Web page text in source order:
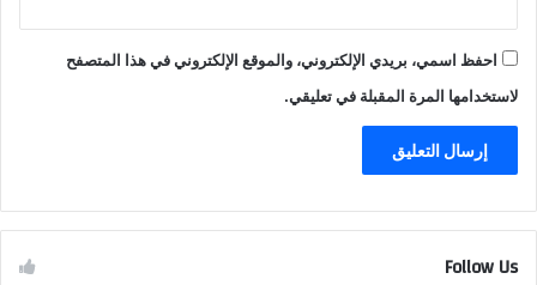
احفظ اسمي، بريدي الإلكتروني، والموقع الإلكتروني في هذا المتصفح
لاستخدامها المرة المقبلة في تعليقي.
Follow Us